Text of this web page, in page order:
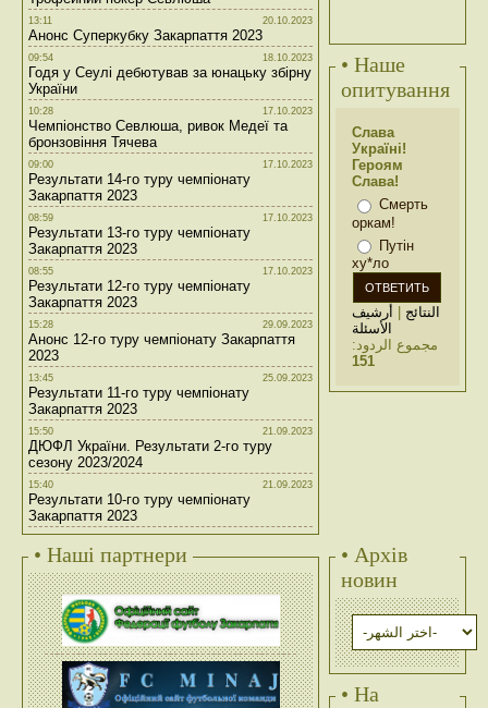
13:11 20.10.2023
Анонс Суперкубку Закарпаття 2023
09:54 18.10.2023
Годя у Сеулі дебютував за юнацьку збірну
України
10:28 17.10.2023
Чемпіонство Севлюша, ривок Медеї та
бронзовіння Тячева
09:00 17.10.2023
Результати 14-го туру чемпіонату
Закарпаття 2023
08:59 17.10.2023
Результати 13-го туру чемпіонату
Закарпаття 2023
08:55 17.10.2023
Результати 12-го туру чемпіонату
Закарпаття 2023
15:28 29.09.2023
Анонс 12-го туру чемпіонату Закарпаття
2023
13:45 25.09.2023
Результати 11-го туру чемпіонату
Закарпаття 2023
15:50 21.09.2023
ДЮФЛ України. Результати 2-го туру
сезону 2023/2024
15:40 21.09.2023
Результати 10-го туру чемпіонату
Закарпаття 2023
• Наше
опитування
Слава
Україні!
Героям
Слава!
Смерть
оркам!
Путін
ху*ло
النتائج | أرشيف
الأسئلة
مجموع الردود:
151
• Наші партнери
• Архів
новин
• На